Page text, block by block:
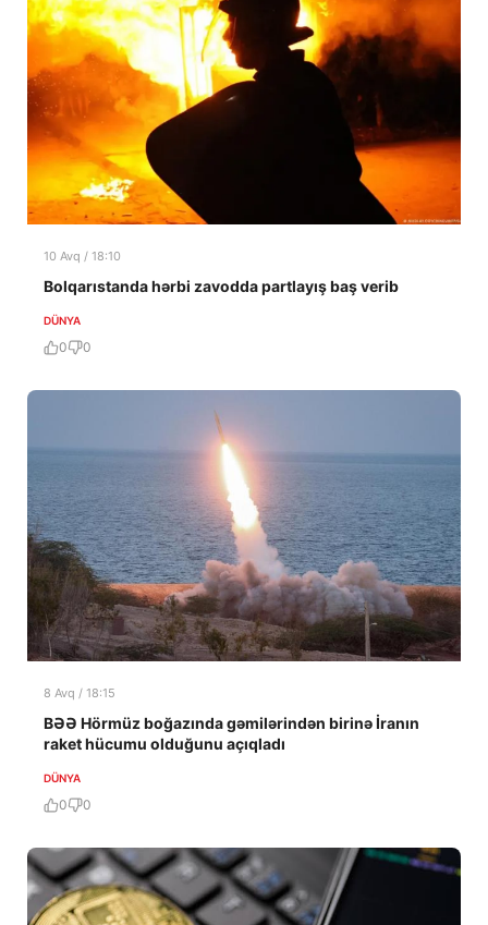
10 Avq / 18:10
Bolqarıstanda hərbi zavodda partlayış baş verib
DÜNYA
0 0
8 Avq / 18:15
BƏƏ Hörmüz boğazında gəmilərindən birinə İranın
raket hücumu olduğunu açıqladı
DÜNYA
0 0